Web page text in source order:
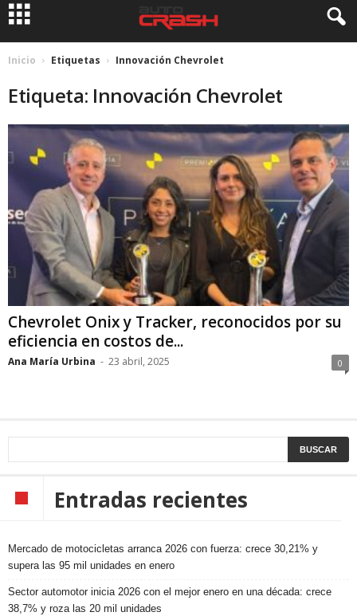
Inicio Etiquetas Innovación Chevrolet
Etiqueta: Innovación Chevrolet
Chevrolet Onix y Tracker, reconocidos por su
eficiencia en costos de...
Ana María Urbina - 23 abril, 2025 0
Entradas recientes
Mercado de motocicletas arranca 2026 con fuerza: crece 30,21% y
supera las 95 mil unidades en enero
Sector automotor inicia 2026 con el mejor enero en una década: crece
38,7% y roza las 20 mil unidades